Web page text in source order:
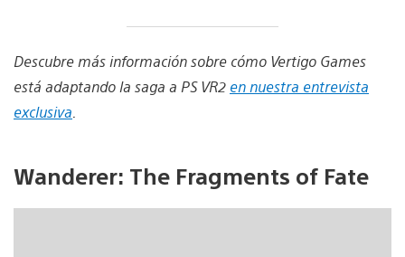
Descubre más información sobre cómo Vertigo Games
está adaptando la saga a PS VR2 en nuestra entrevista
exclusiva
Wanderer: The Fragments of Fate